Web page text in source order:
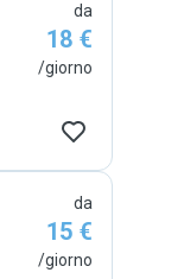
da
18 €
/giorno
da
15 €
/giorno